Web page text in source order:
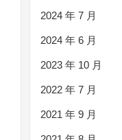
2024 年 7 月
2024 年 6 月
2023 年 10 月
2022 年 7 月
2021 年 9 月